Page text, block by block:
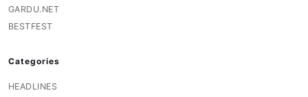
GARDU.NET
BESTFEST
Categories
HEADLINES